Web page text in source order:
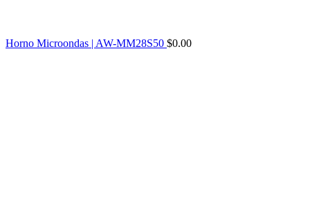
Horno Microondas | AW-MM28S50 $0.00